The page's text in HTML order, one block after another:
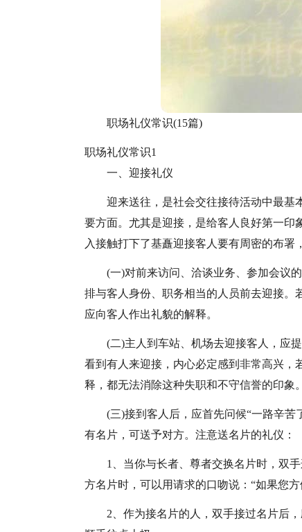
职场礼仪常识(15篇)
职场礼仪常识1
一、迎接礼仪
迎来送往，是社会交往接待活动中最基
要方面。尤其是迎接，是给客人良好第一印
入接触打下了基矗迎接客人要有周密的布署
(一)对前来访问、洽谈业务、参加会议
排与客人身份、职务相当的人员前去迎接。
应向客人作出礼貌的解释。
(二)主人到车站、机场去迎接客人，应
看到有人来迎接，内心必定感到非常高兴，
释，都无法消除这种失职和不守信誉的印象。
(三)接到客人后，应首先问候“一路辛苦
有名片，可送予对方。注意送名片的礼仪：
1、当你与长者、尊者交换名片时，双
方名片时，可以用请求的口吻说：“如果您
2、作为接名片的人，双手接过名片后